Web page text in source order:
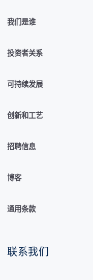
我们是谁
投资者关系
可持续发展
创新和工艺
招聘信息
博客
通用条款
联系我们